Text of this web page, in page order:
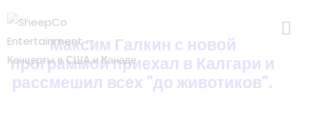
Максим Галкин с новой
программой приехал в Калгари и
рассмешил всех "до животиков".